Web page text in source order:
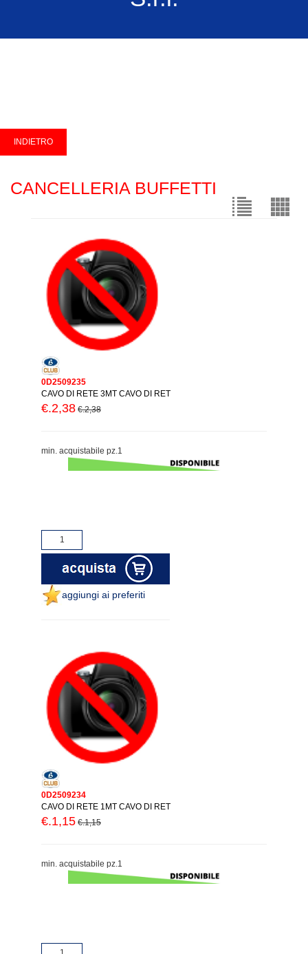
CANCELLERIA BUFFETTI
0D2509235
CAVO DI RETE 3MT CAVO DI RET
€.2,38 €.2,38
min. acquistabile pz.1
aggiungi ai preferiti
0D2509234
CAVO DI RETE 1MT CAVO DI RET
€.1,15 €.1,15
min. acquistabile pz.1